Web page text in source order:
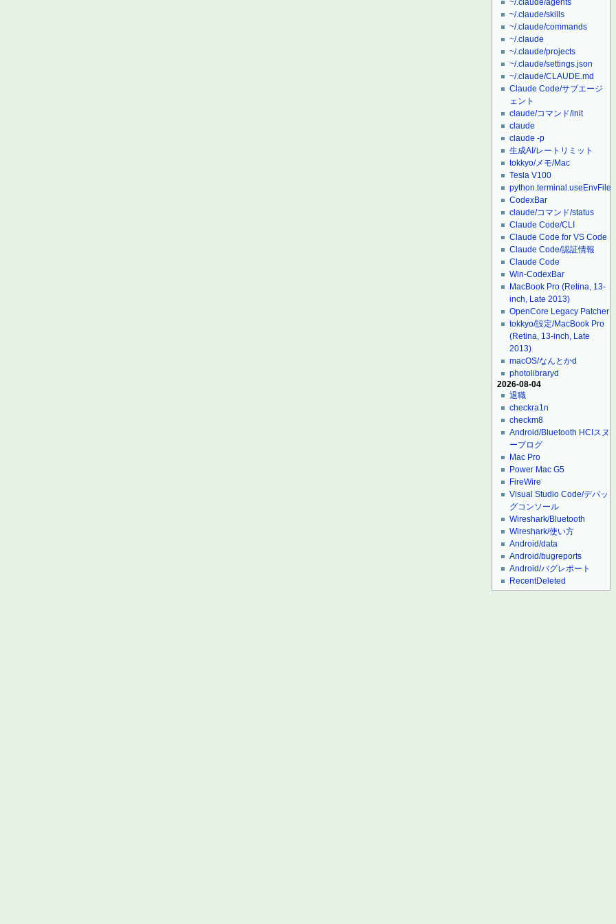
~/.claude/agents
~/.claude/skills
~/.claude/commands
~/.claude
~/.claude/projects
~/.claude/settings.json
~/.claude/CLAUDE.md
Claude Code/サブエージ
ェント
claude/コマンド/init
claude
claude -p
生成AI/レートリミット
tokkyo/メモ/Mac
Tesla V100
python.terminal.useEnvFile
CodexBar
claude/コマンド/status
Claude Code/CLI
Claude Code for VS Code
Claude Code/認証情報
Claude Code
Win-CodexBar
MacBook Pro (Retina, 13-
inch, Late 2013)
OpenCore Legacy Patcher
tokkyo/設定/MacBook Pro
(Retina, 13-inch, Late
2013)
macOS/なんとかd
photolibraryd
2026-08-04
退職
checkra1n
checkm8
Android/Bluetooth HCIスヌ
ープログ
Mac Pro
Power Mac G5
FireWire
Visual Studio Code/デバッ
グコンソール
Wireshark/Bluetooth
Wireshark/使い方
Android/data
Android/bugreports
Android/バグレポート
RecentDeleted